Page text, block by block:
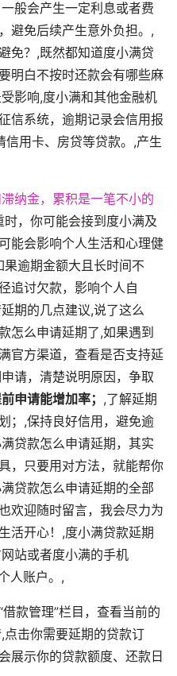
般会产生一定利息或者费
避免后续产生意外负担。,
免？,既然都知道度小满贷
明白不按时还款会有哪些麻
影响,度小满和其他金融机
信系统，逾期记录会信用报
用卡、房贷等贷款。,产生
纳金，累积是一笔不小的
，你可能会接到度小满及
能会影响个人生活和心理健
逾期金额大且长时间不
追讨欠款，影响个人自
期的几点建议,说了这么
怎么申请延期了,如果遇到
官方渠道，查看是否支持延
请，清楚说明原因，争取
申请能增加率； ,了解延期
；,保持良好信用，避免逾
贷款怎么申请延期，其实
，只要用对方法，就能帮你
贷款怎么申请延期的全部
欢迎随时留言，我会尽力为
活开心！,度小满贷款延期
站或者度小满的手机
人账户。,
款管理”栏目，查看当前的
击你需要延期的贷款订
展示你的贷款额度、还款日